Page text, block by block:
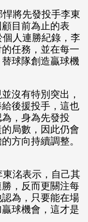
將先發投手李東
目前為止的表
人連勝紀錄，李
任務，並在每一
球隊創造贏球機
沒有特別突出，
後援投手，這也
，身為先發投
局數，因此仍會
方向持續調整。
洺表示，自己其
，反而更關注每
為，只要能在場
球機會，這才是